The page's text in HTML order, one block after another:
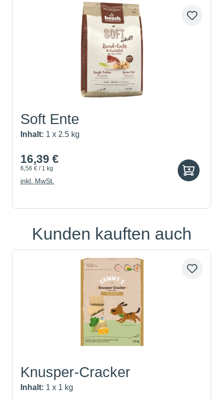
Soft Ente
Inhalt: 1 x 2.5 kg
16,39 €
6,56 € / 1 kg
inkl. MwSt.
Produktgalerie überspringen
Kunden kauften auch
Knusper-Cracker
Inhalt: 1 x 1 kg